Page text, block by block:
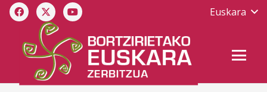
Euskara